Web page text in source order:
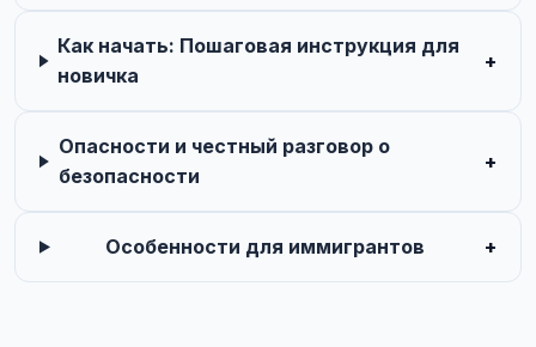
Как начать: Пошаговая инструкция для
новичка
+
Опасности и честный разговор о
безопасности
+
Особенности для иммигрантов +